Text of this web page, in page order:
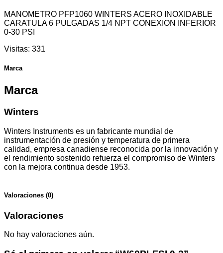
MANOMETRO PFP1060 WINTERS ACERO INOXIDABLE
CARATULA 6 PULGADAS 1/4 NPT CONEXION INFERIOR
0-30 PSI
Visitas: 331
Marca
Marca
Winters
Winters Instruments es un fabricante mundial de
instrumentación de presión y temperatura de primera
calidad, empresa canadiense reconocida por la innovación y
el rendimiento sostenido refuerza el compromiso de Winters
con la mejora continua desde 1953.
Valoraciones (0)
Valoraciones
No hay valoraciones aún.